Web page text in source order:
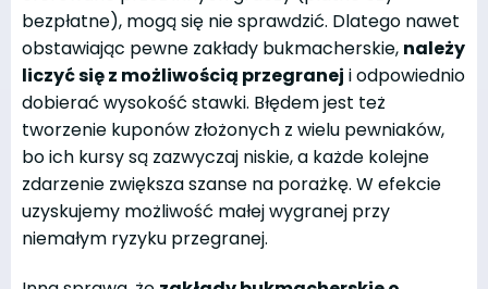
bezpłatne), mogą się nie sprawdzić. Dlatego nawet
obstawiając pewne zakłady bukmacherskie, należy
liczyć się z możliwością przegranej i odpowiednio
dobierać wysokość stawki. Błędem jest też
tworzenie kuponów złożonych z wielu pewniaków,
bo ich kursy są zazwyczaj niskie, a każde kolejne
zdarzenie zwiększa szanse na porażkę. W efekcie
uzyskujemy możliwość małej wygranej przy
niemałym ryzyku przegranej.